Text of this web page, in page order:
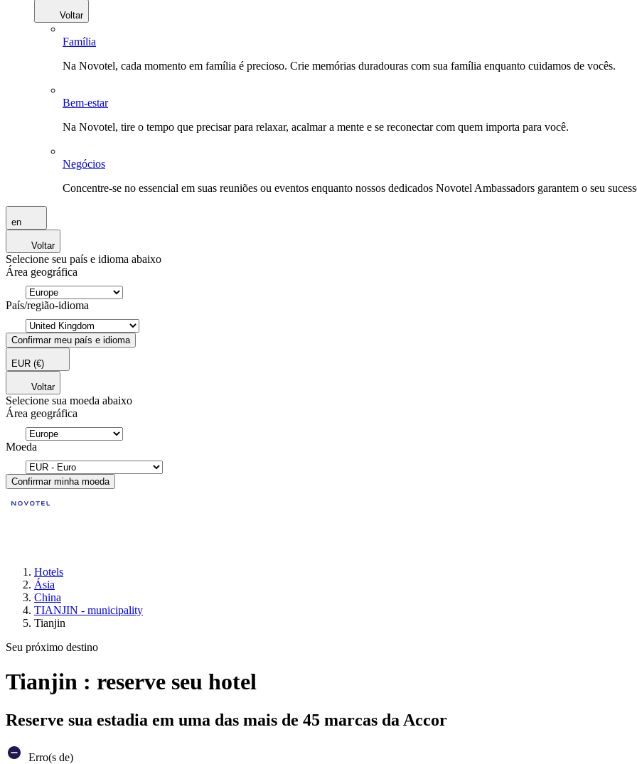
Voltar
Família
Na Novotel, cada momento em família é precioso. Crie memórias duradouras com sua família enquanto cuidamos de vocês.
Bem-estar
Na Novotel, tire o tempo que precisar para relaxar, acalmar a mente e se reconectar com quem importa para você.
Negócios
Concentre-se no essencial em suas reuniões ou eventos enquanto nossos dedicados Novotel Ambassadors garantem o seu
en
Voltar
Selecione seu país e idioma abaixo
Área geográfica
País/região-idioma
Confirmar meu país e idioma
EUR (€)
Voltar
Selecione sua moeda abaixo
Área geográfica
Moeda
Confirmar minha moeda
Hotels
Ásia
China
TIANJIN - municipality
Tianjin
Seu próximo destino
Tianjin : reserve seu hotel
Reserve sua estadia em uma das mais de 45 marcas da Accor
Erro(s de)